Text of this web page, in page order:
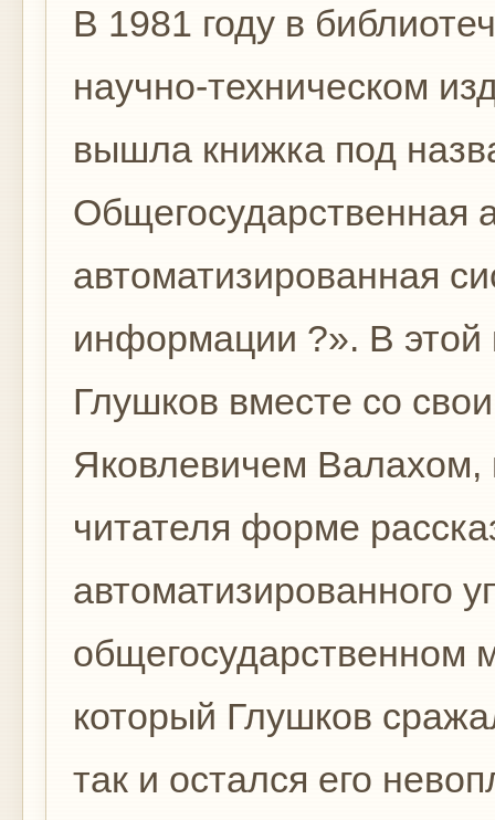
В 1981 году в
научно-техническом
вышла книжка под
Общегосударственная
автоматизированная
информации ?». В этой
Глушков вместе со
Яковлевичем Валахом,
читателя форме
автоматизированного
общегосударственном
который Глушков
так и остался его